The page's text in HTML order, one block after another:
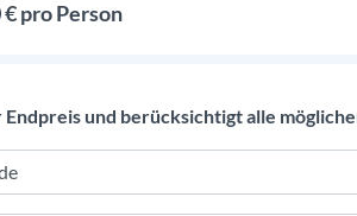
€ pro Person
und berücksichtigt alle